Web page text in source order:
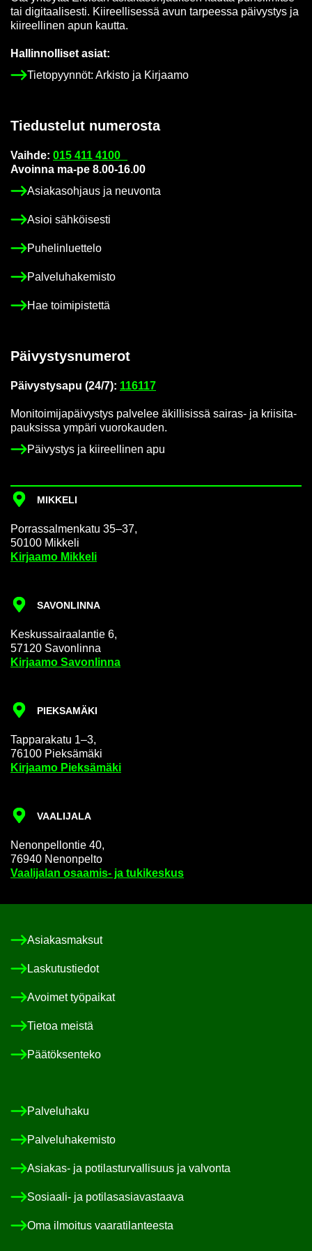
tai di­gi­taa­li­ses­ti. Kii­reel­li­ses­sä avun tar­pees­sa päi­vys­tys ja
kii­reel­li­nen apun kaut­ta.
Hal­lin­nol­li­set asiat:
Tie­to­pyyn­nöt: Ar­kis­to ja Kir­jaa­mo
Tie­dus­te­lut nu­me­ros­ta
Vaih­de: 015 411 4100
Avoin­na ma-pe 8.00-16.00
Asia­kas­oh­jaus ja neu­von­ta
Asioi säh­köi­ses­ti
Pu­he­lin­luet­te­lo
Pal­ve­lu­ha­ke­mis­to
Hae toi­mi­pis­tet­tä
Päi­vys­tys­nu­me­rot
Päi­vys­tys­a­pu (24/7): 116117
Mo­ni­toi­mi­ja­päi­vys­tys pal­ve­lee äkil­li­sis­sä sairas-​ ja krii­si­ta­
pauk­sis­sa ym­pä­ri vuo­ro­kau­den.
Päi­vys­tys ja kii­reel­li­nen apu
MIK­KE­LI
Por­ras­sal­men­ka­tu 35–37,
50100 Mik­ke­li
Kir­jaa­mo Mik­ke­li
SA­VON­LIN­NA
Kes­kus­sai­raa­lan­tie 6,
57120 Sa­von­lin­na
Kir­jaa­mo Sa­von­lin­na
PIEK­SA­MÄ­KI
Tap­pa­ra­ka­tu 1–3,
76100 Piek­sä­mä­ki
Kir­jaa­mo Piek­sä­mä­ki
VAA­LI­JA­LA
Ne­non­pel­lon­tie 40,
76940 Ne­non­pel­to
Vaa­li­ja­lan osaamis-​ ja tu­ki­kes­kus
Asia­kas­mak­sut
Las­ku­tus­tie­dot
Avoi­met työ­pai­kat
Tie­toa meis­tä
Pää­tök­sen­te­ko
Pal­ve­lu­ha­ku
Pal­ve­lu­ha­ke­mis­to
Asiakas-​ ja po­ti­las­tur­val­li­suus ja val­von­ta
Sosiaali-​ ja po­ti­las­asia­vas­taa­va
Oma il­moi­tus vaa­ra­ti­lan­tees­ta